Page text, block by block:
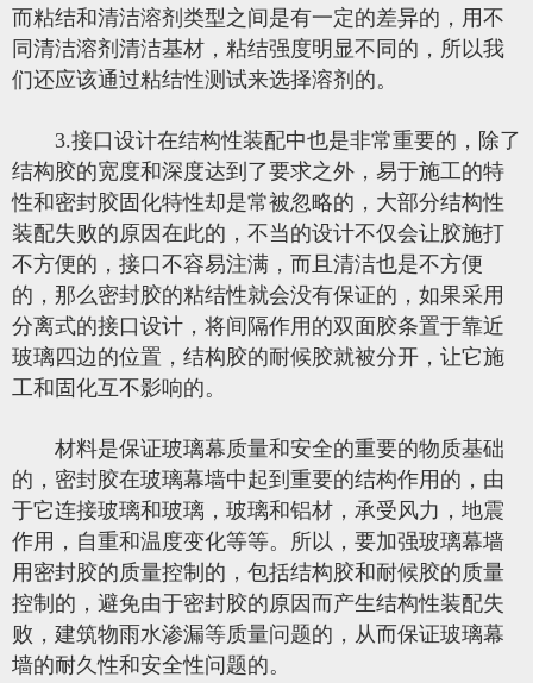
而粘结和清洁溶剂类型之间是有一定的差异的，用不
同清洁溶剂清洁基材，粘结强度明显不同的，所以我
们还应该通过粘结性测试来选择溶剂的。
3.接口设计在结构性装配中也是非常重要的，除了
结构胶的宽度和深度达到了要求之外，易于施工的特
性和密封胶固化特性却是常被忽略的，大部分结构性
装配失败的原因在此的，不当的设计不仅会让胶施打
不方便的，接口不容易注满，而且清洁也是不方便
的，那么密封胶的粘结性就会没有保证的，如果采用
分离式的接口设计，将间隔作用的双面胶条置于靠近
玻璃四边的位置，结构胶的耐候胶就被分开，让它施
工和固化互不影响的。
材料是保证玻璃幕质量和安全的重要的物质基础
的，密封胶在玻璃幕墙中起到重要的结构作用的，由
于它连接玻璃和玻璃，玻璃和铝材，承受风力，地震
作用，自重和温度变化等等。所以，要加强玻璃幕墙
用密封胶的质量控制的，包括结构胶和耐候胶的质量
控制的，避免由于密封胶的原因而产生结构性装配失
败，建筑物雨水渗漏等质量问题的，从而保证玻璃幕
墙的耐久性和安全性问题的。